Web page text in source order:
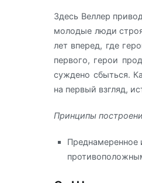
Здесь Веллер
молодые люди
лет вперед, где
первого, герои
суждено сбыться.
на первый взгляд,
Принципы
Преднамеренное